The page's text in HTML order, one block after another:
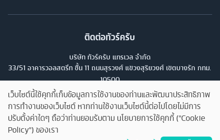
ติดต่อทัวร์ครับ
บริษัท ทัวร์ครับ แทรเวล จำกัด
33/51 อาคารวอลสตรีท ชั้น 11 ถนนสุรวงศ์ แขวงสุริยวงศ์ เขตบางรัก กทม.
10500
33/51 Wall Street Tower, 11th Floor, Surawongse Rd., Suriwongse,
Bangrak, Bangkok. โทร02-853-9982
11/13224คุยกับทัวร์ครับ
เว็บไซต์นี้ใช้คุกกี้เก็บข้อมูลการใช้งานของท่านและพัฒนาประสิทธิภาพ
การทำงานของเว็บไซต์ หากท่านใช้งานเว็บไซต์นี้ต่อไปโดยไม่มีการ
ปรับตั้งค่าใดๆ ถือว่าท่านยอมรับตาม นโยบายการใช้คุกกี้ ("Cookie
Policy") ของเรา